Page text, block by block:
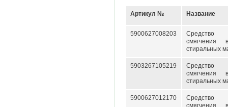
Артикул № Название
5900627008203
смягчения
стиральных
5903267105219
смягчения
стиральных
5900627012170
смягчения